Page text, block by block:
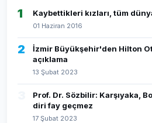
1 Kaybettikleri kızları, tüm
01 Haziran 2016
2
İzmir Büyükşehir'den Hilton
açıklama
13 Şubat 2023
Prof. Dr. Sözbilir: Karşıyaka,
diri fay geçmez
17 Şubat 2023